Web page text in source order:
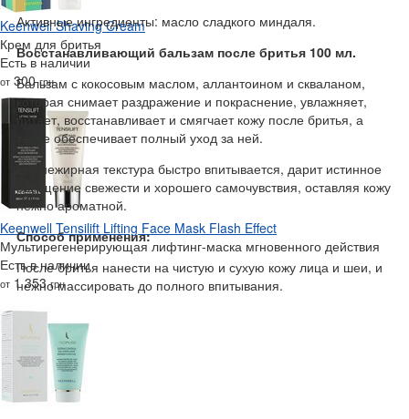
Активные ингредиенты: масло сладкого миндаля.
Восстанавливающий бальзам после бритья 100 мл.
Бальзам с кокосовым маслом, аллантоином и скваланом,
которая снимает раздражение и покраснение, увлажняет,
питает, восстанавливает и смягчает кожу после бритья, а
также обеспечивает полный уход за ней.
Его нежирная текстура быстро впитывается, дарит истинное
ощущение свежести и хорошего самочувствия, оставляя кожу
нежно ароматной.
Способ применения:
После бритья нанести на чистую и сухую кожу лица и шеи, и
нежно массировать до полного впитывания.
Keenwell Shaving Cream
Крем для бритья
Есть в наличии
от 300грн
Keenwell Tensilift Lifting Face Mask Flash Effect
Мультирегенерирующая лифтинг-маска мгновенного действия
Есть в наличии
от 1 353грн